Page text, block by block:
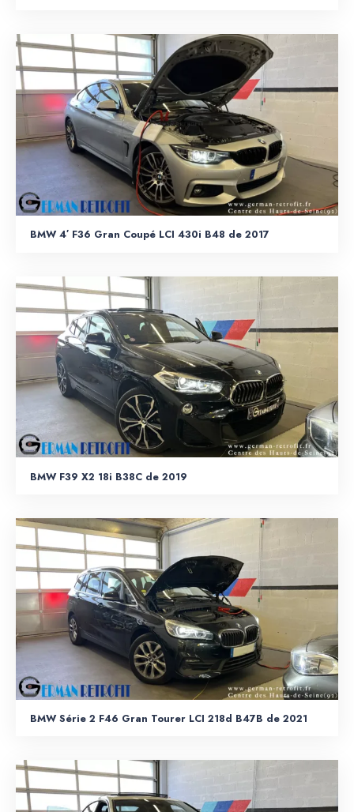
BMW 4′ F36 Gran Coupé LCI 430i B48 de 2017
BMW F39 X2 18i B38C de 2019
BMW Série 2 F46 Gran Tourer LCI 218d B47B de 2021